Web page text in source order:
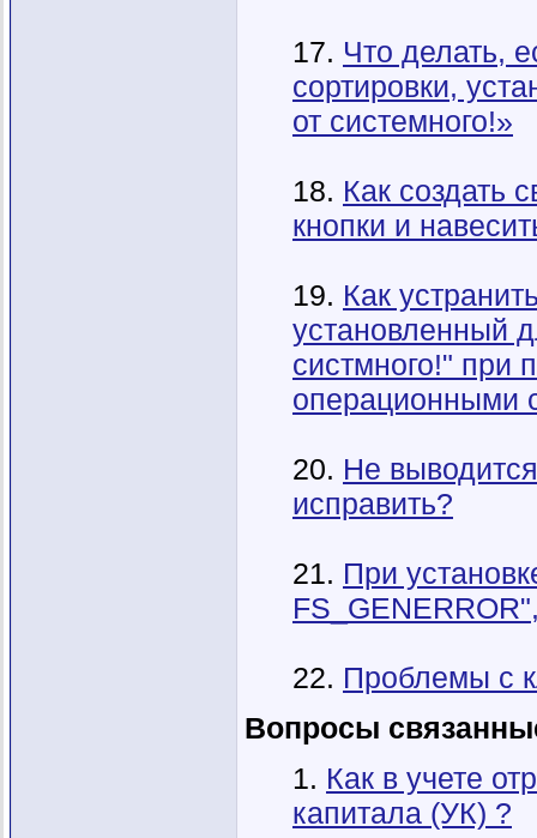
17. Что делать,
сортировки,
от системного!»
18. Как создать
кнопки и
19. Как
установленный
систмного!" при
операционными
20. Не
исправить?
21. При
22. Проблемы с
Вопросы
1. Как в учете
капитала (УК) ?